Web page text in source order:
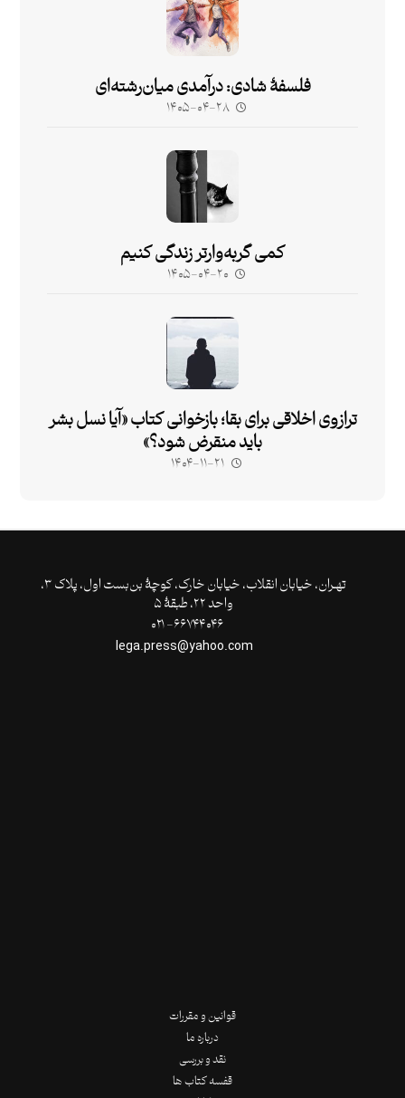
فلسفۀ شادی: درآمدی میان‌رشته‌ای
۱۴۰۵-۰۴-۲۸
کمی گربه‌وارتر زندگی کنیم
۱۴۰۵-۰۴-۲۰
ترازوی اخلاقی برای بقا؛ بازخوانی کتاب «آیا نسل بشر
باید منقرض شود؟»
۱۴۰۴-۱۱-۲۱
تهـران،‌ خیابان انقلاب، خیابان خارک، کوچۀ بن‌بست اول، پلاک ۳،
واحد ۲۲، طبقۀ ۵
قوانین و مقررات
درباره ما
نقد و بررسی
قفسه کتاب ها